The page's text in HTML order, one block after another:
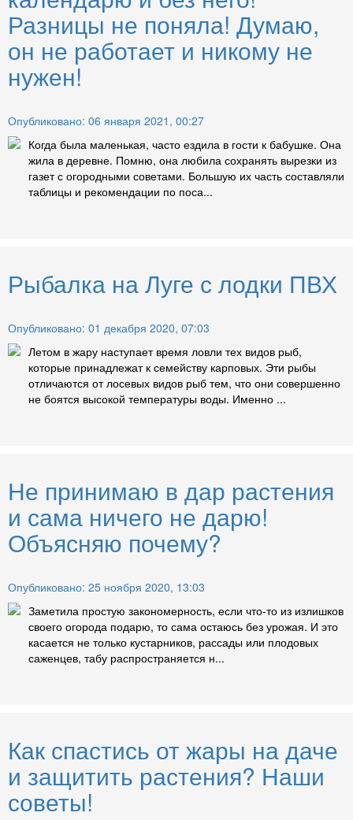
Разницы не поняла! Думаю,
он не работает и никому не
нужен!
Опубликовано: 06 января 2021, 00:27
Когда была маленькая, часто ездила в гости к бабушке. Она
жила в деревне. Помню, она любила сохранять вырезки из
газет с огородными советами. Большую их часть составляли
таблицы и рекомендации по поса...
Рыбалка на Луге с лодки ПВХ
Опубликовано: 01 декабря 2020, 07:03
Летом в жару наступает время ловли тех видов рыб,
которые принадлежат к семейству карповых. Эти рыбы
отличаются от лосевых видов рыб тем, что они совершенно
не боятся высокой температуры воды. Именно ...
Не принимаю в дар растения
и сама ничего не дарю!
Объясняю почему?
Опубликовано: 25 ноября 2020, 13:03
Заметила простую закономерность, если что-то из излишков
своего огорода подарю, то сама остаюсь без урожая. И это
касается не только кустарников, рассады или плодовых
саженцев, табу распространяется н...
Как спастись от жары на даче
и защитить растения? Наши
советы!